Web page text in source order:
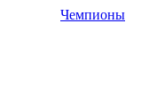
Чемпионы